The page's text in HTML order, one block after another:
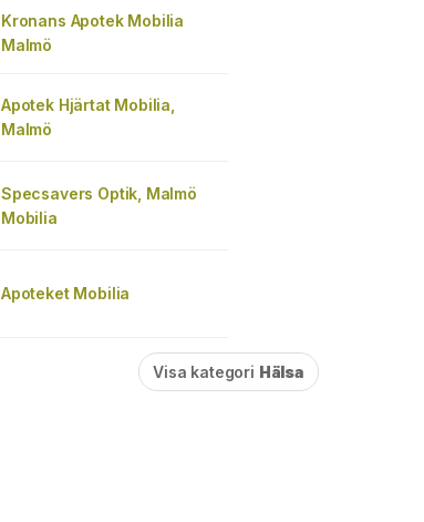
Kronans Apotek Mobilia
Malmö
Apotek Hjärtat Mobilia,
Malmö
Specsavers Optik, Malmö
Mobilia
Apoteket Mobilia
Visa kategori Hälsa